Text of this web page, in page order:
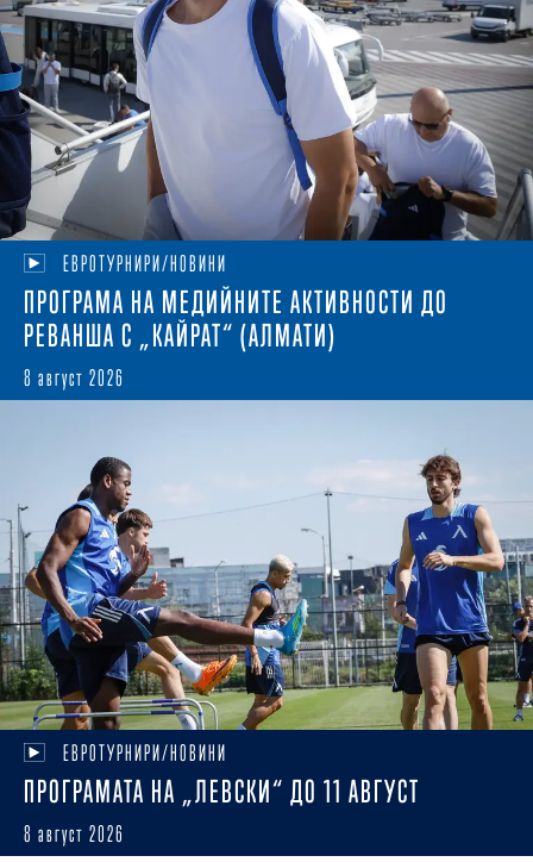
ЕВРОТУРНИРИ/НОВИНИ
ПРОГРАМА НА МЕДИЙНИТЕ АКТИВНОСТИ ДО
РЕВАНША С „КАЙРАТ“ (АЛМАТИ)
8 август 2026
ЕВРОТУРНИРИ/НОВИНИ
ПРОГРАМАТА НА „ЛЕВСКИ“ ДО 11 АВГУСТ
8 август 2026